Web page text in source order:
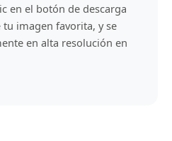
en el botón de descarga
imagen favorita, y se
en alta resolución en